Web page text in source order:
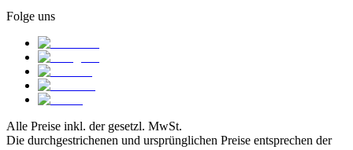
Folge uns
Alle Preise inkl. der gesetzl. MwSt.
Die durchgestrichenen und ursprünglichen Preise entsprechen der